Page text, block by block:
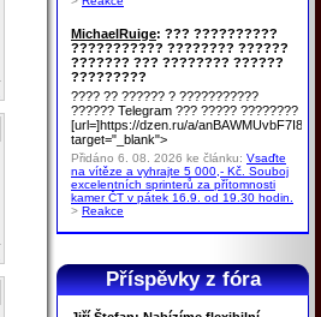
MichaelRuige: ??? ??????????
??????????? ???????? ??????
??????? ??? ???????? ??????
?????????
???? ?? ?????? ? ???????????
?????? Telegram ??? ????? ????????
[url=]https://dzen.ru/a/
target="_blank">
Přidáno 6. 08. 2026 ke článku: Vsaďte
na vítěze a vyhrajte 5 000,- Kč. Souboj
excelentních sprinterů za přítomnosti
kamer ČT v pátek 16.9. od 19.30 hodin.
> Reakce
Příspěvky z fóra